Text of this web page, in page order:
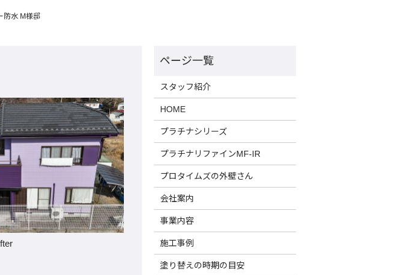
防水 M様邸
スタッフ紹介
HOME
プラチナシリーズ
プラチナリファインMF-IR
プロタイムズの外壁さん
会社案内
事業内容
施工事例
塗り替えの時期の目安